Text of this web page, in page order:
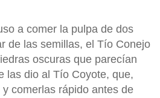
a comer la pulpa de dos
de las semillas, el Tío Conejo
oscuras que parecían
las dio al Tío Coyote, que,
comerlas rápido antes de